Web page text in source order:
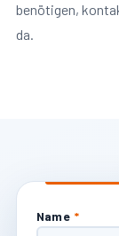
benötigen,
da.
Name *